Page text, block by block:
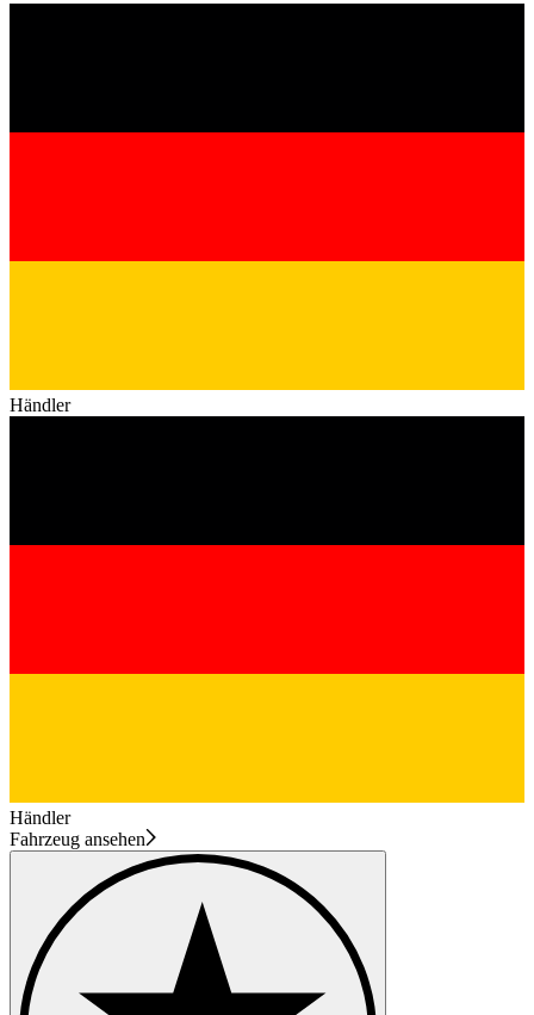
Händler
Händler
Fahrzeug ansehen